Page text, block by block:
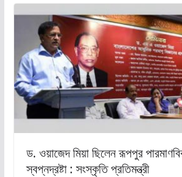
ড. ওয়াজেদ মিয়া ছিলেন রূপপুর
স্বপ্নদ্রষ্টা : সংস্কৃতি প্রতিমন্ত্রী